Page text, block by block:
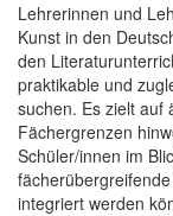
Lehrerinnen und
Kunst in den
den
praktikable und
suchen. Es zielt auf
Fächergrenzen
Schüler/innen im
integriert werden